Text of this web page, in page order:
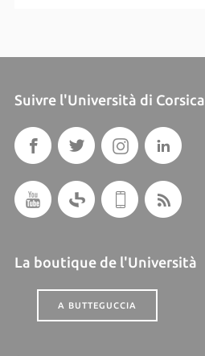
Suivre l'Università di Corsica
La boutique de l'Università
A BUTTEGUCCIA